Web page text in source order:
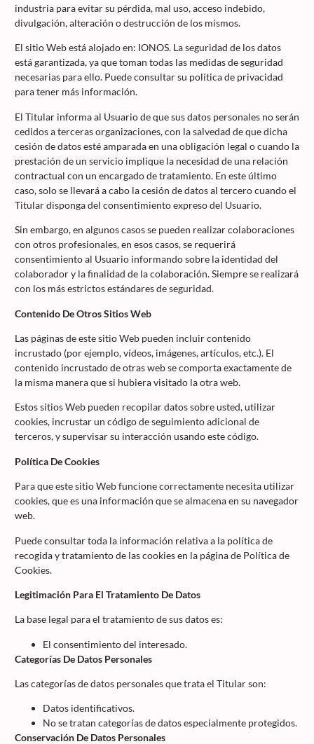
industria para evitar su pérdida, mal uso, acceso indebido,
divulgación, alteración o destrucción de los mismos.
El sitio Web está alojado en: IONOS. La seguridad de los datos
está garantizada, ya que toman todas las medidas de seguridad
necesarias para ello. Puede consultar su política de privacidad
para tener más información.
El Titular informa al Usuario de que sus datos personales no serán
cedidos a terceras organizaciones, con la salvedad de que dicha
cesión de datos esté amparada en una obligación legal o cuando la
prestación de un servicio implique la necesidad de una relación
contractual con un encargado de tratamiento. En este último
caso, solo se llevará a cabo la cesión de datos al tercero cuando el
Titular disponga del consentimiento expreso del Usuario.
Sin embargo, en algunos casos se pueden realizar colaboraciones
con otros profesionales, en esos casos, se requerirá
consentimiento al Usuario informando sobre la identidad del
colaborador y la finalidad de la colaboración. Siempre se realizará
con los más estrictos estándares de seguridad.
Contenido De Otros Sitios Web
Las páginas de este sitio Web pueden incluir contenido
incrustado (por ejemplo, vídeos, imágenes, artículos, etc.). El
contenido incrustado de otras web se comporta exactamente de
la misma manera que si hubiera visitado la otra web.
Estos sitios Web pueden recopilar datos sobre usted, utilizar
cookies, incrustar un código de seguimiento adicional de
terceros, y supervisar su interacción usando este código.
Política De Cookies
Para que este sitio Web funcione correctamente necesita utilizar
cookies, que es una información que se almacena en su navegador
web.
Puede consultar toda la información relativa a la política de
recogida y tratamiento de las cookies en la página de Política de
Cookies.
Legitimación Para El Tratamiento De Datos
La base legal para el tratamiento de sus datos es:
El consentimiento del interesado.
Categorías De Datos Personales
Las categorías de datos personales que trata el Titular son:
Datos identificativos.
No se tratan categorías de datos especialmente protegidos.
Conservación De Datos Personales